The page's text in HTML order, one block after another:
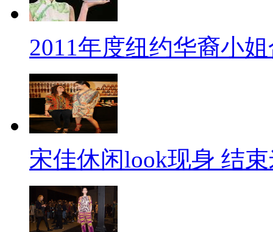
2011年度纽约华裔小
宋佳休闲look现身 结